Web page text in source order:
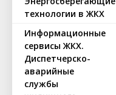
технологии в ЖКХ
Информационные
сервисы ЖКХ.
Диспетчерско-
аварийные
службы